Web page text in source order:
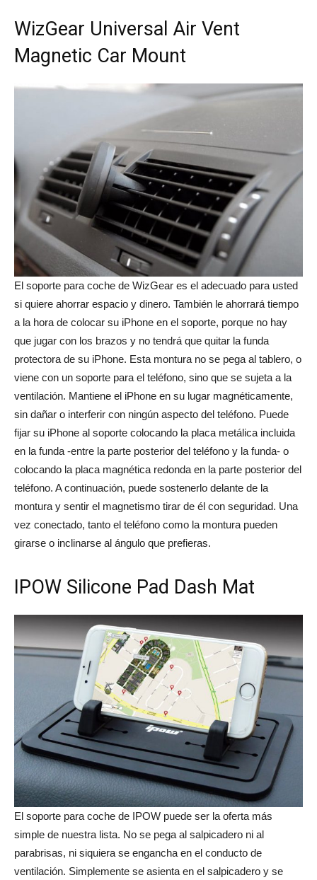
WizGear Universal Air Vent
Magnetic Car Mount
El soporte para coche de WizGear es el adecuado para usted
si quiere ahorrar espacio y dinero. También le ahorrará tiempo
a la hora de colocar su iPhone en el soporte, porque no hay
que jugar con los brazos y no tendrá que quitar la funda
protectora de su iPhone. Esta montura no se pega al tablero, o
viene con un soporte para el teléfono, sino que se sujeta a la
ventilación. Mantiene el iPhone en su lugar magnéticamente,
sin dañar o interferir con ningún aspecto del teléfono. Puede
fijar su iPhone al soporte colocando la placa metálica incluida
en la funda -entre la parte posterior del teléfono y la funda- o
colocando la placa magnética redonda en la parte posterior del
teléfono. A continuación, puede sostenerlo delante de la
montura y sentir el magnetismo tirar de él con seguridad. Una
vez conectado, tanto el teléfono como la montura pueden
girarse o inclinarse al ángulo que prefieras.
IPOW Silicone Pad Dash Mat
El soporte para coche de IPOW puede ser la oferta más
simple de nuestra lista. No se pega al salpicadero ni al
parabrisas, ni siquiera se engancha en el conducto de
ventilación. Simplemente se asienta en el salpicadero y se